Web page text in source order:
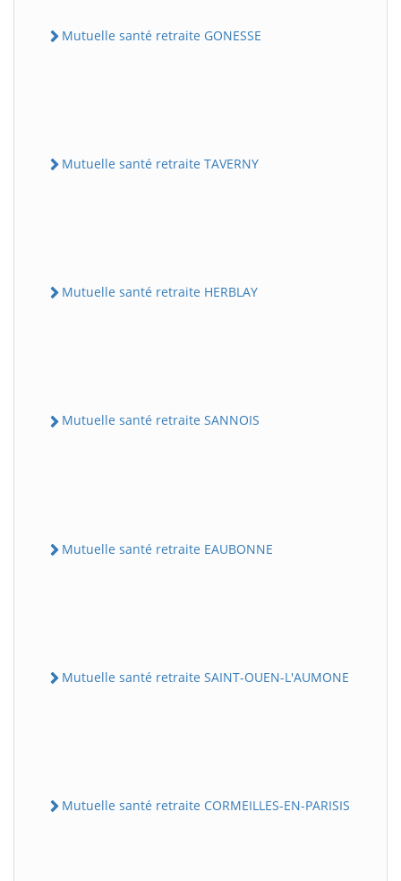
Mutuelle santé retraite GONESSE
Mutuelle santé retraite TAVERNY
Mutuelle santé retraite HERBLAY
Mutuelle santé retraite SANNOIS
Mutuelle santé retraite EAUBONNE
Mutuelle santé retraite SAINT-OUEN-L'AUMONE
Mutuelle santé retraite CORMEILLES-EN-PARISIS